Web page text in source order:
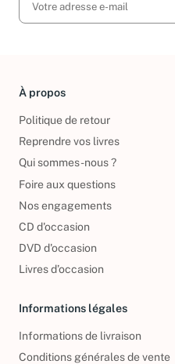
À propos
Politique de retour
Reprendre vos livres
Qui sommes-nous ?
Foire aux questions
Nos engagements
CD d'occasion
DVD d'occasion
Livres d’occasion
Informations légales
Informations de livraison
Conditions générales de vente